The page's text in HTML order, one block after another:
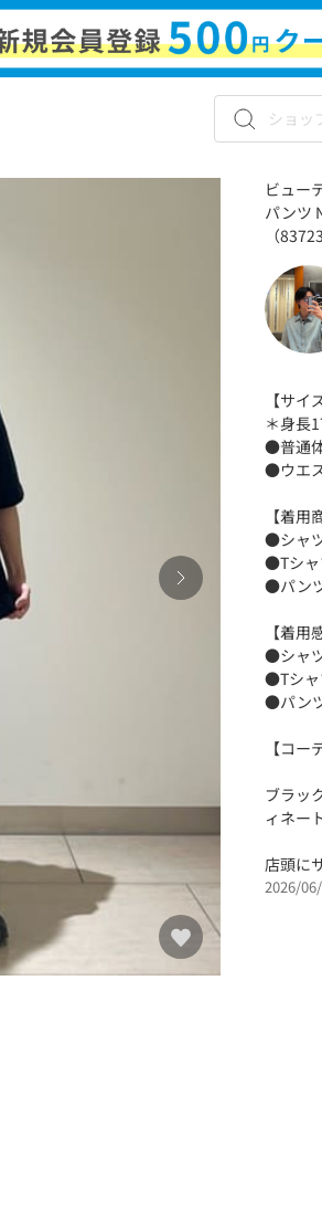
ビュー
パンツ
（
【サイ
＊身長
●普通
●ウエ
【着用
●シャ
●Tシャ
●パン
【着用
●シャ
●Tシャ
●パン
【コー
ブラッ
ィネー
店頭に
2026/